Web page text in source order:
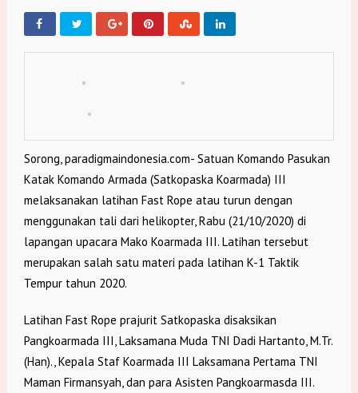
Sorong, paradigmaindonesia.com- Satuan Komando Pasukan
Katak Komando Armada (Satkopaska Koarmada) III
melaksanakan latihan Fast Rope atau turun dengan
menggunakan tali dari helikopter, Rabu (21/10/2020) di
lapangan upacara Mako Koarmada III. Latihan tersebut
merupakan salah satu materi pada latihan K-1 Taktik
Tempur tahun 2020.
Latihan Fast Rope prajurit Satkopaska disaksikan
Pangkoarmada III, Laksamana Muda TNI Dadi Hartanto, M.Tr.
(Han)., Kepala Staf Koarmada III Laksamana Pertama TNI
Maman Firmansyah, dan para Asisten Pangkoarmasda III.